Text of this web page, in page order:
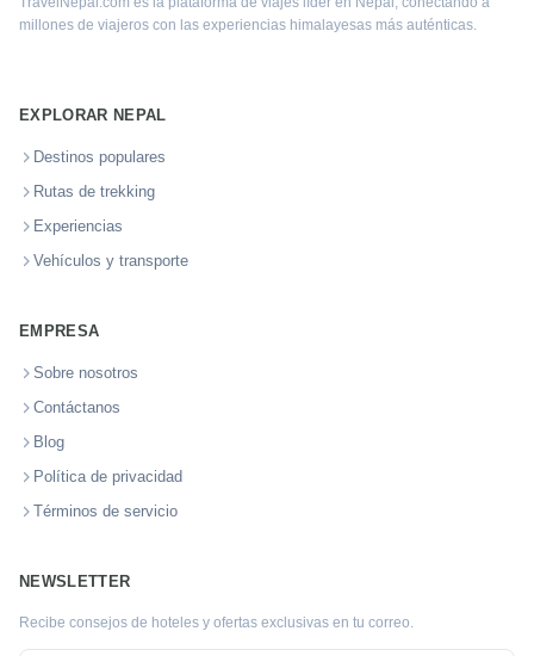
millones de viajeros con las experiencias himalayesas más auténticas.
EXPLORAR NEPAL
Destinos populares
Rutas de trekking
Experiencias
Vehículos y transporte
EMPRESA
Sobre nosotros
Contáctanos
Blog
Política de privacidad
Términos de servicio
NEWSLETTER
Recibe consejos de hoteles y ofertas exclusivas en tu correo.